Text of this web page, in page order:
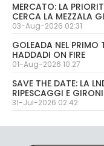
MERCATO: LA
CERCA LA MEZZALA
03-Aug-2026 02:31
GOLEADA NEL PRIMO
HADDADI ON FIRE
01-Aug-2026 10:27
SAVE THE DATE: LA
RIPESCAGGI E GIRONI
31-Jul-2026 02:42